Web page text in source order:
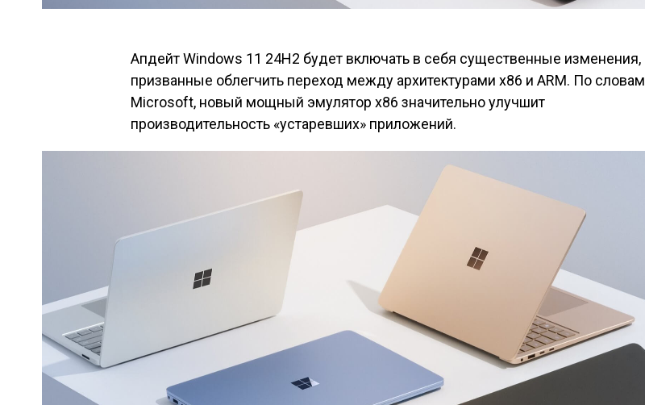
Апдейт Windows 11 24H2 будет включать в себя существенные изменения,
призванные облегчить переход между архитектурами x86 и ARM. По словам
Microsoft, новый мощный эмулятор x86 значительно улучшит
производительность «устаревших» приложений.